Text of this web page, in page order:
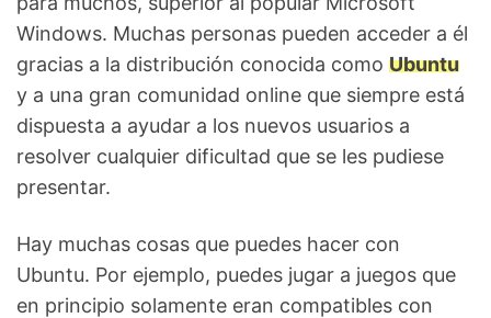
Windows. Muchas personas pueden acceder a él
gracias a la distribución conocida como Ubuntu
y a una gran comunidad online que siempre está
dispuesta a ayudar a los nuevos usuarios a
resolver cualquier dificultad que se les pudiese
presentar.
Hay muchas cosas que puedes hacer con
Ubuntu. Por ejemplo, puedes jugar a juegos que
en principio solamente eran compatibles con